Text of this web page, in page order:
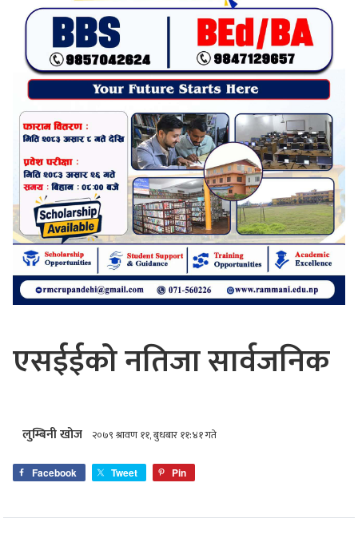
एसईईको नतिजा सार्वजनिक
लुम्बिनी खोज २०७९ श्रावण ११, बुधबार ११:४१ गते
Facebook Tweet Pin